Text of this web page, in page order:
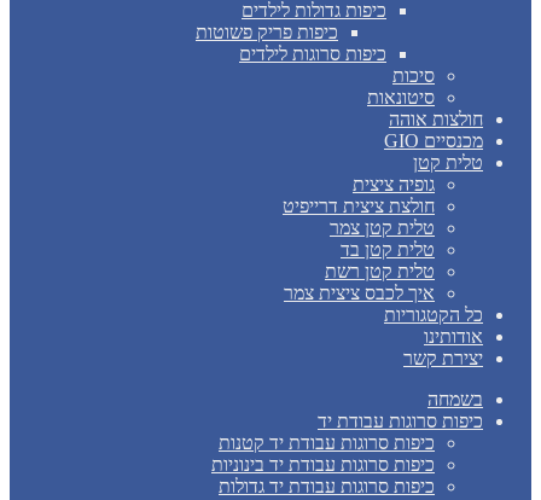
כיפות גדולות לילדים
כיפות פריק פשוטות
כיפות סרוגות לילדים
סיכות
סיטונאות
חולצות אוהה
מכנסיים GIO
טלית קטן
גופיה ציצית
חולצת ציצית דרייפיט
טלית קטן צמר
טלית קטן בד
טלית קטן רשת
איך לכבס ציצית צמר
כל הקטגוריות
אודותינו
יצירת קשר
בשמחה
כיפות סרוגות עבודת יד
כיפות סרוגות עבודת יד קטנות
כיפות סרוגות עבודת יד בינוניות
כיפות סרוגות עבודת יד גדולות